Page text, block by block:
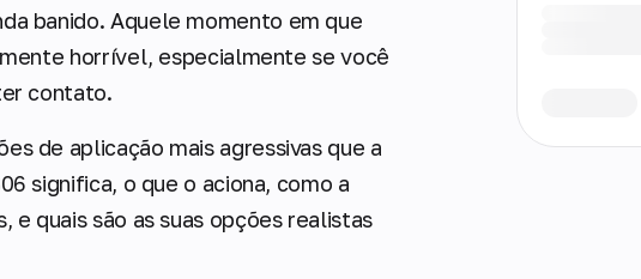
banido. Aquele momento em que
horrível, especialmente se você
contato.
de aplicação mais agressivas que a
significa, o que o aciona, como a
quais são as suas opções realistas